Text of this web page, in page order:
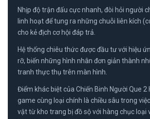
Nhịp độ trận đấu cực nhanh, đòi hỏi người
linh hoạt để tung ra những chuỗi liên kích
cho kẻ địch cơ hội đáp trả.
Hệ thống chiêu thức được đầu tư với hiệu
rỡ, biến những hình nhân đơn giản thành
tranh thực thụ trên màn hình.
Điểm khác biệt của Chiến Binh Người Que 2
game cùng loại chính là chiều sâu trong
vật từ kho trang bị đồ sộ với hàng chục loại